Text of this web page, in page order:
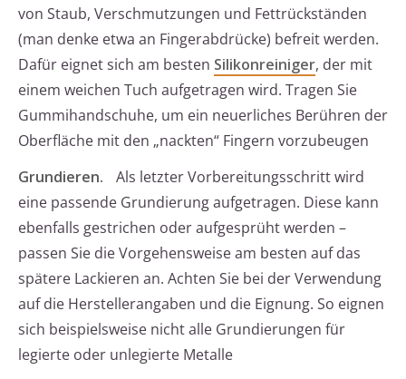
von Staub, Verschmutzungen und Fettrückständen
(man denke etwa an Fingerabdrücke) befreit werden.
Dafür eignet sich am besten Silikonreiniger, der mit
einem weichen Tuch aufgetragen wird. Tragen Sie
Gummihandschuhe, um ein neuerliches Berühren der
Oberfläche mit den „nackten“ Fingern vorzubeugen
Grundieren.
Als letzter Vorbereitungsschritt wird
eine passende Grundierung aufgetragen. Diese kann
ebenfalls gestrichen oder aufgesprüht werden –
passen Sie die Vorgehensweise am besten auf das
spätere Lackieren an. Achten Sie bei der Verwendung
auf die Herstellerangaben und die Eignung. So eignen
sich beispielsweise nicht alle Grundierungen für
legierte oder unlegierte Metalle